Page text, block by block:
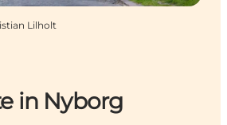
in Nyborg
Lilholt